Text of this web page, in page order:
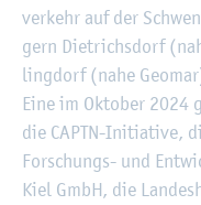
ver­kehr auf der
gern Diet­richs­dorf
ling­dorf (nahe
Eine im Ok­to­ber 2024
die CAPTN-In­itia­ti­ve,
For­schungs- und
Kiel GmbH, die